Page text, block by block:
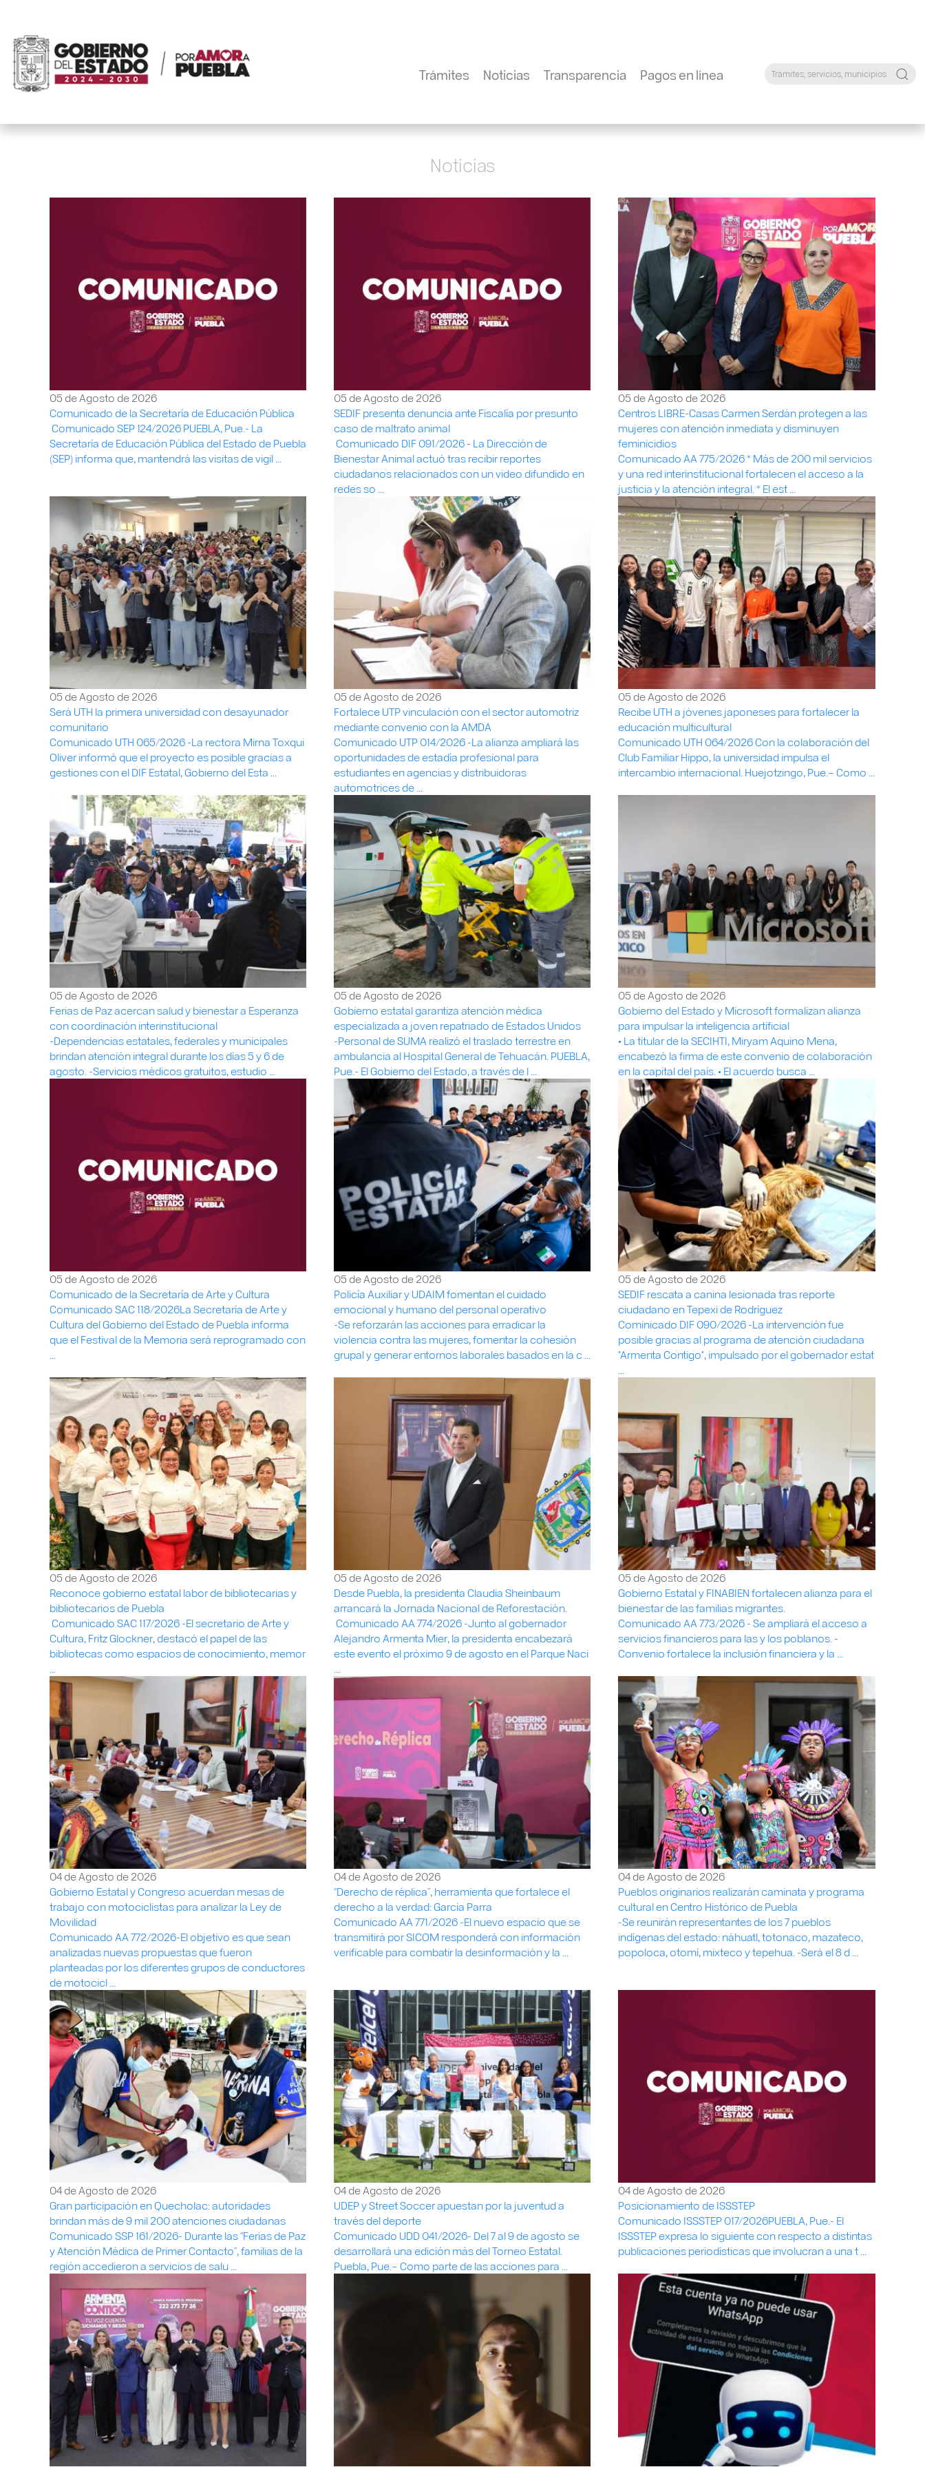
Trámites Noticias Transparencia Pagos en línea
Noticias
05 de Agosto de 2026
Comunicado de la Secretaría de Educación Pública
Comunicado SEP 124/2026 PUEBLA, Pue.- La
Secretaría de Educación Pública del Estado de Puebla
(SEP) informa que, mantendrá las visitas de vigil ...
05 de Agosto de 2026
SEDIF presenta denuncia ante Fiscalía por presunto
caso de maltrato animal
Comunicado DIF 091/2026 - La Dirección de
Bienestar Animal actuó tras recibir reportes
ciudadanos relacionados con un video difundido en
redes so ...
05 de Agosto de 2026
Centros LIBRE-Casas Carmen Serdán protegen a las
mujeres con atención inmediata y disminuyen
feminicidios
Comunicado AA 775/2026 * Más de 200 mil servicios
y una red interinstitucional fortalecen el acceso a la
justicia y la atención integral. * El est ...
05 de Agosto de 2026
Será UTH la primera universidad con desayunador
comunitario
Comunicado UTH 065/2026 -La rectora Mirna Toxqui
Oliver informó que el proyecto es posible gracias a
gestiones con el DIF Estatal, Gobierno del Esta ...
05 de Agosto de 2026
Fortalece UTP vinculación con el sector automotriz
mediante convenio con la AMDA
Comunicado UTP 014/2026 -La alianza ampliará las
oportunidades de estadía profesional para
estudiantes en agencias y distribuidoras
automotrices de ...
05 de Agosto de 2026
Recibe UTH a jóvenes japoneses para fortalecer la
educación multicultural
Comunicado UTH 064/2026 Con la colaboración del
Club Familiar Hippo, la universidad impulsa el
intercambio internacional. Huejotzingo, Pue.– Como ...
05 de Agosto de 2026
Ferias de Paz acercan salud y bienestar a Esperanza
con coordinación interinstitucional
-Dependencias estatales, federales y municipales
brindan atención integral durante los días 5 y 6 de
agosto. -Servicios médicos gratuitos, estudio ...
05 de Agosto de 2026
Gobierno estatal garantiza atención médica
especializada a joven repatriado de Estados Unidos
-Personal de SUMA realizó el traslado terrestre en
ambulancia al Hospital General de Tehuacán. PUEBLA,
Pue.- El Gobierno del Estado, a través de l ...
05 de Agosto de 2026
Gobierno del Estado y Microsoft formalizan alianza
para impulsar la inteligencia artificial
• La titular de la SECIHTI, Miryam Aquino Mena,
encabezó la firma de este convenio de colaboración
en la capital del país. • El acuerdo busca ...
05 de Agosto de 2026
Comunicado de la Secretaría de Arte y Cultura
Comunicado SAC 118/2026La Secretaría de Arte y
Cultura del Gobierno del Estado de Puebla informa
que el Festival de la Memoria será reprogramado con
05 de Agosto de 2026
Policía Auxiliar y UDAIM fomentan el cuidado
emocional y humano del personal operativo
-Se reforzarán las acciones para erradicar la
violencia contra las mujeres, fomentar la cohesión
grupal y generar entornos laborales basados en la c ...
05 de Agosto de 2026
SEDIF rescata a canina lesionada tras reporte
ciudadano en Tepexi de Rodríguez
Cominicado DIF 090/2026 -La intervención fue
posible gracias al programa de atención ciudadana
"Armenta Contigo", impulsado por el gobernador estat
05 de Agosto de 2026
Reconoce gobierno estatal labor de bibliotecarias y
bibliotecarios de Puebla
Comunicado SAC 117/2026 -El secretario de Arte y
Cultura, Fritz Glockner, destacó el papel de las
bibliotecas como espacios de conocimiento, memor
05 de Agosto de 2026
Desde Puebla, la presidenta Claudia Sheinbaum
arrancará la Jornada Nacional de Reforestación.
Comunicado AA 774/2026 -Junto al gobernador
Alejandro Armenta Mier, la presidenta encabezará
este evento el próximo 9 de agosto en el Parque Naci
05 de Agosto de 2026
Gobierno Estatal y FINABIEN fortalecen alianza para el
bienestar de las familias migrantes.
Comunicado AA 773/2026 - Se ampliará el acceso a
servicios financieros para las y los poblanos. -
Convenio fortalece la inclusión financiera y la ...
04 de Agosto de 2026
Gobierno Estatal y Congreso acuerdan mesas de
trabajo con motociclistas para analizar la Ley de
Movilidad
Comunicado AA 772/2026-El objetivo es que sean
analizadas nuevas propuestas que fueron
planteadas por los diferentes grupos de conductores
de motocicl ...
04 de Agosto de 2026
“Derecho de réplica”, herramienta que fortalece el
derecho a la verdad: García Parra
Comunicado AA 771/2026 -El nuevo espacio que se
transmitirá por SICOM responderá con información
verificable para combatir la desinformación y la ...
04 de Agosto de 2026
Pueblos originarios realizarán caminata y programa
cultural en Centro Histórico de Puebla
-Se reunirán representantes de los 7 pueblos
indígenas del estado: náhuatl, totonaco, mazateco,
popoloca, otomí, mixteco y tepehua. -Será el 8 d ...
04 de Agosto de 2026
Gran participación en Quecholac: autoridades
brindan más de 9 mil 200 atenciones ciudadanas
Comunicado SSP 161/2026- Durante las “Ferias de Paz
y Atención Médica de Primer Contacto”, familias de la
región accedieron a servicios de salu ...
04 de Agosto de 2026
UDEP y Street Soccer apuestan por la juventud a
través del deporte
Comunicado UDD 041/2026- Del 7 al 9 de agosto se
desarrollará una edición más del Torneo Estatal.
Puebla, Pue.– Como parte de las acciones para ...
04 de Agosto de 2026
Posicionamiento de ISSSTEP
Comunicado ISSSTEP 017/2026PUEBLA, Pue.- El
ISSSTEP expresa lo siguiente con respecto a distintas
publicaciones periodísticas que involucran a una t ...